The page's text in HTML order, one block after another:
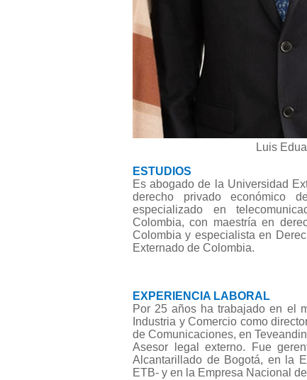
Luis
ESTUDIOS
Es abogado de la Universidad
derecho privado económico
especializado en
Colombia, con maestría en
Colombia y especialista en
Externado de Colombia.
EXPERIENCIA LABORAL
Por 25 años ha trabajado en el
Industria y Comercio como
de Comunicaciones, en
Asesor legal externo. Fue
Alcantarillado de Bogotá, en la
ETB- y en la Empresa Nacional